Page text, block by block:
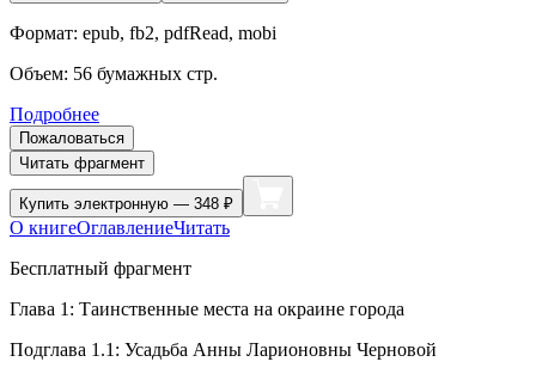
Формат: epub, fb2, pdfRead, mobi
Объем: 56 бумажных стр.
Подробнее
Пожаловаться
Читать фрагмент
Купить электронную — 348 ₽
О книгеОглавлениеЧитать
Бесплатный фрагмент
Глава 1: Таинственные места на окраине города
Подглава 1.1: Усадьба Анны Ларионовны Черновой